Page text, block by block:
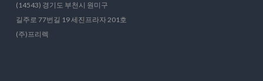
(14543) 경기도 부천시 원미구
길주로 77번길 19 세진프라자 201호
(주)프리렉